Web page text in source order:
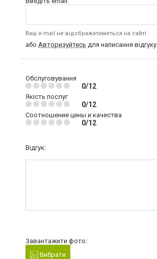
Ваш e-mail не відображатиметься на сайті
або Авторизуйтесь для написання відгуку
Обслуговування
0/12
Якість послуг
0/12
Соотношение цены и качества
0/12
Відгук:
Завантажити фото:
Вибрати